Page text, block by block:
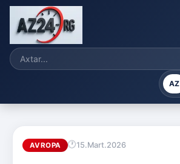
AZ
AVROPA 15.Mart.2026